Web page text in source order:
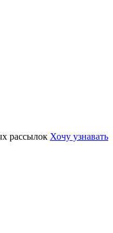
рассылок Хочу узнавать